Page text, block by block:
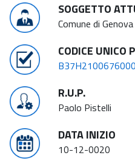
SOGGETTO
Comune di Genova
CODICE UNICO
R.U.P.
Paolo Pistelli
DATA INIZIO
10-12-0020